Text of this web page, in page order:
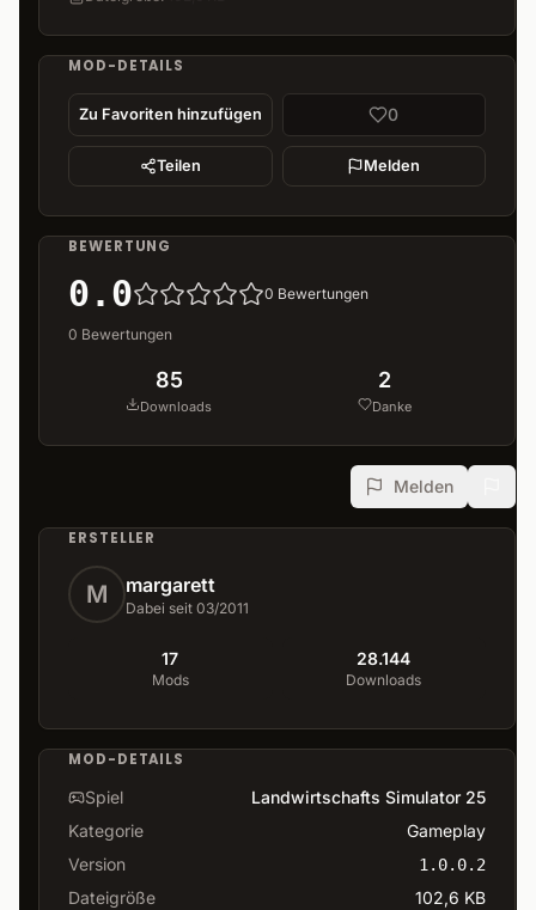
MOD-DETAILS
Zu Favoriten hinzufügen 0
Teilen Melden
BEWERTUNG
0.0 0 Bewertungen
0 Bewertungen
85
Downloads
2
Danke
Melden
ERSTELLER
M margarett
Dabei seit 03/2011
17
Mods
28.144
Downloads
MOD-DETAILS
Spiel
Landwirtschafts Simulator 25
Kategorie
Gameplay
Version
1.0.0.2
Dateigröße 102,6 KB